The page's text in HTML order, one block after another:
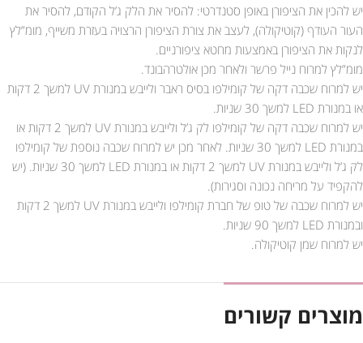
יש להכין את הציפורן באופן סטנדרטי: להסיר את הלק ג’ל הקודם, להסיר את
העור העודף (קוטיקולה), לעצב את צורת הציפורן הרצויה בעזרת משייף, מומ”לץ
לנקות את הציפורן באמצעות מחטא ציפורניים.
מומ”לץ למרוח נייל פרשר ולאחר מכן אולטרהבונד.
יש למרוח שכבה דקה של קומילפו בסיס ראבר ולייבש במנורת UV למשך 2 דקות
או במנורת LED למשך 30 שניות.
יש למרוח שכבה דקה של קומילפו לק ג’ל ולייבש במנורת UV למשך 2 דקות או
במנורת LED למשך 30 שניות. לאחר מכן יש למרוח שכבה נוספת של קומילפו
לק ג’ל ולייבש במנורת UV למשך 2 דקות או במנורת LED למשך 30 שניות. (יש
להקפיד על מריחה נכונה וסגירות).
יש למרוח שכבה של טופ של חברת קומילפו ולייבש במנורת UV למשך 2 דקות
ובמנורת LED למשך 90 שניות.
יש למרוח שמן קוטיקולה.
מוצרים קשורים